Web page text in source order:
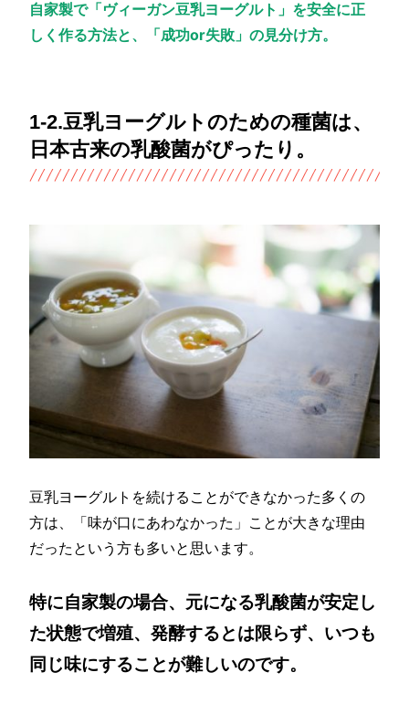
自家製で「ヴィーガン豆乳ヨーグルト」を安全に正
しく作る方法と、「成功or失敗」の見分け方。
1-2.豆乳ヨーグルトのための種菌は、
日本古来の乳酸菌がぴったり。
豆乳ヨーグルトを続けることができなかった多くの
方は、「味が口にあわなかった」ことが大きな理由
だったという方も多いと思います。
特に自家製の場合、元になる乳酸菌が安定し
た状態で増殖、発酵するとは限らず、いつも
同じ味にすることが難しいのです。